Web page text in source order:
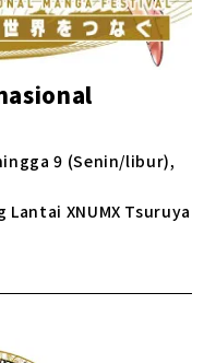
9 (Senin/libur),
XNUMX Tsuruya